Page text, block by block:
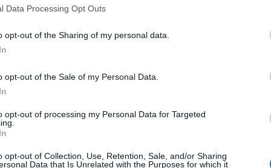
Data Processing Opt Outs
opt-out of the Sharing of my personal data.
opt-out of the Sale of my Personal Data.
opt-out of processing my Personal Data for Targeted
opt-out of Collection, Use, Retention, Sale, and/or Sharing
Data that Is Unrelated with the Purposes for which it
riconquistata la Nazionale brasiliana, il
di non rinnovare con il Psg e cambiare
raggiunto da Calciomercato.com, dove ha
assistito:
per vedere alcune cose e valuteremo con
alla prossima Champions League
gli è rimasto nel cuore,
si trovava molto bene. Ci tengo a precisare